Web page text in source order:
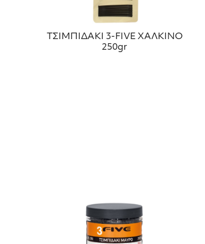
ΤΣΙΜΠΙΔΑΚΙ 3-FIVE ΧΑΛΚΙΝΟ
250gr